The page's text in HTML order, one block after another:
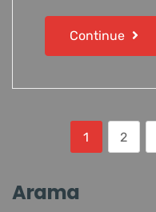
Continue
1 2
Arama